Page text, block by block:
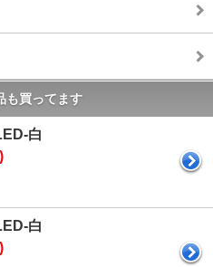
も買ってます
白
白